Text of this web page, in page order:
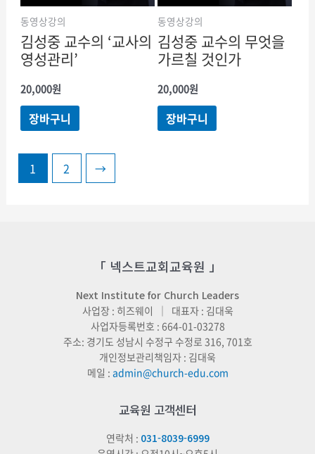
동영상강의
김성중 교수의 ‘교사의
영성관리’
20,000원
장바구니
동영상강의
김성중 교수의 무엇을
가르칠 것인가
20,000원
장바구니
1 2 →
「 넥스트교회교육원 」
Next Institute for Church Leaders
사업장 : 히즈웨이 ｜ 대표자 : 김대욱
사업자등록번호 : 664-01-03278
주소: 경기도 성남시 수정구 수정로 316, 701호
개인정보관리책임자 : 김대욱
메일 : admin@church-edu.com
교육원 고객센터
연락처 : 031-8039-6999